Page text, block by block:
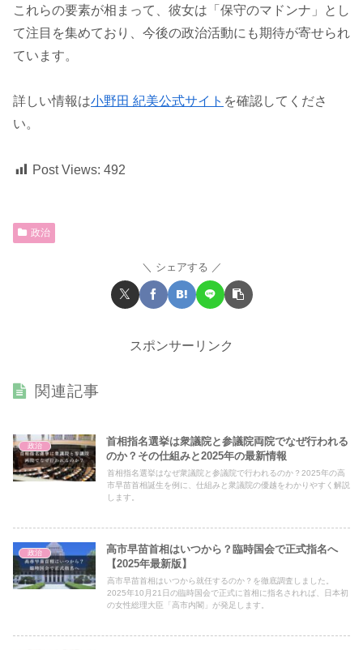
これらの要素が相まって、彼女は「保守のマドンナ」とし
て注目を集めており、今後の政治活動にも期待が寄せられ
ています。
詳しい情報は小野田 紀美公式サイト を確認してくださ
い。
Post Views: 492
政治
シェアする
スポンサーリンク
関連記事
政治
首相指名選挙は衆議院と参議院両院でなぜ行われる
のか？その仕組みと2025年の最新情報
首相指名選挙はなぜ衆議院と参議院で行われるのか？2025年の高
市早苗首相誕生を例に、仕組みと衆議院の優越をわかりやすく解説
します。
政治
高市早苗首相はいつから？臨時国会で正式指名へ
【2025年最新版】
高市早苗首相はいつから就任するのか？を徹底調査しました。
2025年10月21日の臨時国会で正式に首相に指名されれば、日本初
の女性総理大臣「高市内閣」が発足します。